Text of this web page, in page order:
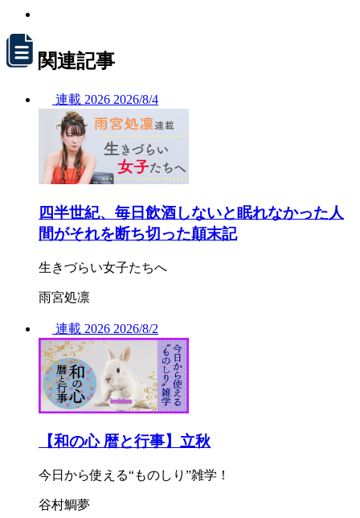
関連記事
連載 2026 2026/8/4
四半世紀、毎日飲酒しないと眠れなかった人
間がそれを断ち切った顛末記
生きづらい女子たちへ
雨宮処凛
連載 2026 2026/8/2
【和の心 暦と行事】立秋
今日から使える“ものしり”雑学！
谷村鯛夢